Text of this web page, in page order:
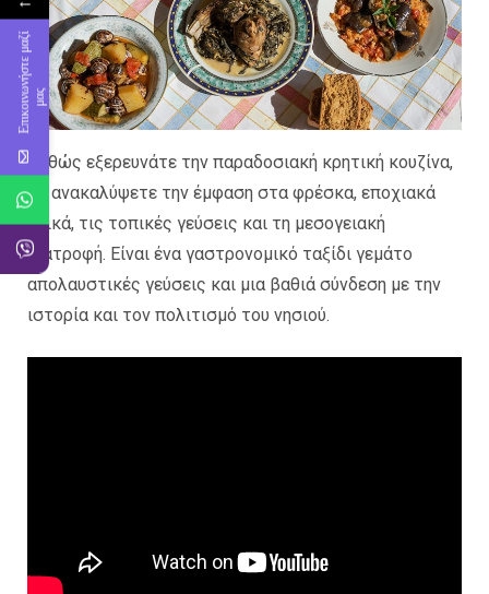
Καθώς εξερευνάτε την παραδοσιακή κρητική κουζίνα,
θα ανακαλύψετε την έμφαση στα φρέσκα, εποχιακά
υλικά, τις τοπικές γεύσεις και τη μεσογειακή
διατροφή. Είναι ένα γαστρονομικό ταξίδι γεμάτο
απολαυστικές γεύσεις και μια βαθιά σύνδεση με την
ιστορία και τον πολιτισμό του νησιού.
Ε
π
ι
κ
ο
ι
ν ω
ν
ή
σ
τ
ε
μ
α
ζ
ί
μ
α ς